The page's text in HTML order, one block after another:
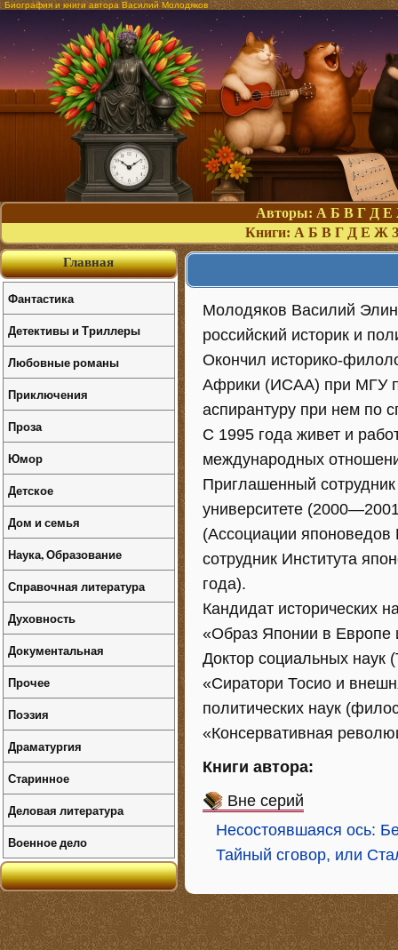
Биография и книги автора Василий Молодяков
Авторы: А Б В Г Д Е
Книги: А Б В Г Д Е Ж З
Молодяков Василий
российский историк и
Окончил историко-
Африки (ИСАА) при МГУ
аспирантуру при нем по
С 1995 года живет и
международных
Приглашенный
университете
(Ассоциации
сотрудник Института
года).
Кандидат исторических
«Образ Японии в Европе
Доктор социальных наук
«Сиратори Тосио и
политических наук
«Консервативная
Книги автора:
Вне серий
Несостоявшаяся ось:
Тайный сговор, или
Главная
Фантастика
Детективы и Триллеры
Любовные романы
Приключения
Проза
Юмор
Детское
Дом и семья
Наука, Образование
Справочная литература
Духовность
Документальная
Прочее
Поэзия
Драматургия
Старинное
Деловая литература
Военное дело